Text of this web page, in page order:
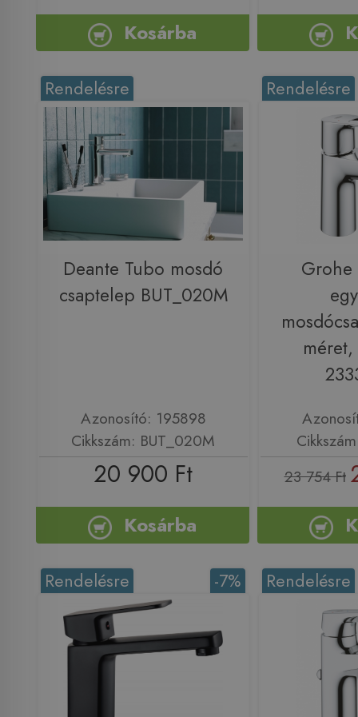
Kosárba
Rendelésre
Deante Tubo mosdó
csaptelep BUT_020M
Azonosító: 195898
Cikkszám: BUT_020M
20 900 Ft
Kosárba
Rendelésre
Grohe
23 754 Ft
-7%
Rendelésre Rendelésre